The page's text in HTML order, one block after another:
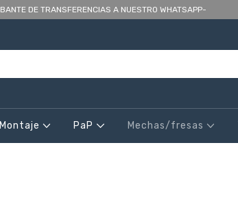
DE TRANSFERENCIAS A NUESTRO WHATSAPP-
Montaje PaP Mechas/fresas